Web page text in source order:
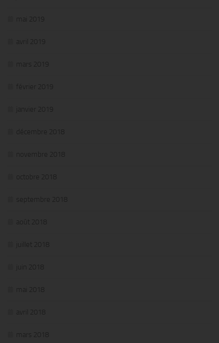
mai 2019
avril 2019
mars 2019
février 2019
janvier 2019
décembre 2018
novembre 2018
octobre 2018
septembre 2018
août 2018
juillet 2018
juin 2018
mai 2018
avril 2018
mars 2018